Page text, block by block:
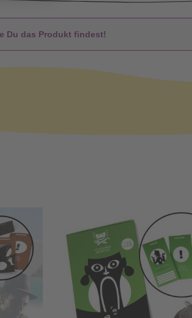
Du das Produkt findest!